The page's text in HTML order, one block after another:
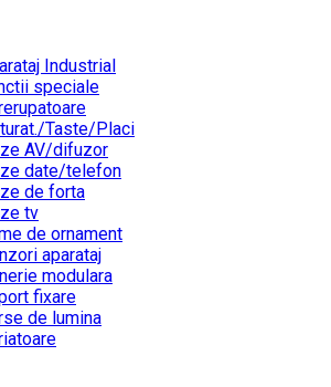
Industrial
speciale
Taste/Placi
AV/difuzor
date/telefon
de forta
tv
de ornament
aparataj
modulara
fixare
de lumina